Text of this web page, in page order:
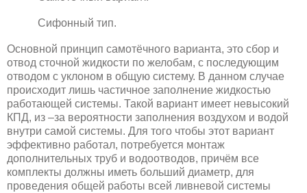
Сифонный тип.
Основной принцип самотёчного варианта, это сбор и
отвод сточной жидкости по желобам, с последующим
отводом с уклоном в общую систему. В данном случае
происходит лишь частичное заполнение жидкостью
работающей системы. Такой вариант имеет невысокий
КПД, из –за вероятности заполнения воздухом и водой
внутри самой системы. Для того чтобы этот вариант
эффективно работал, потребуется монтаж
дополнительных труб и водоотводов, причём все
комплекты должны иметь больший диаметр, для
проведения общей работы всей ливневой системы